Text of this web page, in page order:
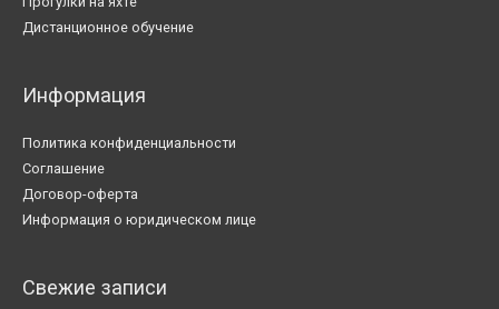
Дистанционное обучение
Информация
Политика конфиденциальности
Соглашение
Договор-оферта
Информация о юридическом лице
Свежие записи